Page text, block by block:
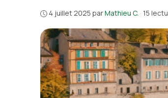
4 juillet 2025 parMathieu C. · 15